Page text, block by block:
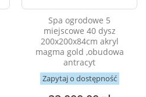
Spa ogrodowe 5
miejscowe 40 dysz
200x200x84cm akryl
magma gold ,obudowa
antracyt
Zapytaj o dostępność